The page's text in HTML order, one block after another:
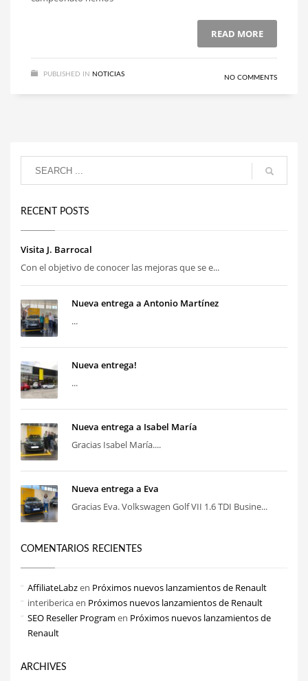
READ MORE
PUBLISHED IN NOTICIAS NO COMMENTS
RECENT POSTS
Visita J. Barrocal
Con el objetivo de conocer las mejoras que se e...
Nueva entrega a Antonio Martínez
...
Nueva entrega!
...
Nueva entrega a Isabel María
Gracias Isabel María....
Nueva entrega a Eva
Gracias Eva. Volkswagen Golf VII 1.6 TDI Busine...
COMENTARIOS RECIENTES
AffiliateLabzen Próximos nuevos lanzamientos de Renault
interibericaen Próximos nuevos lanzamientos de Renault
SEO Reseller Program en Próximos nuevos lanzamientos de
Renault
ARCHIVES